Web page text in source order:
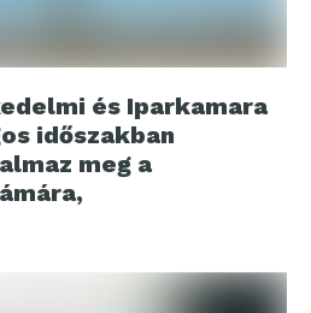
és Iparkamara
időszakban
meg a